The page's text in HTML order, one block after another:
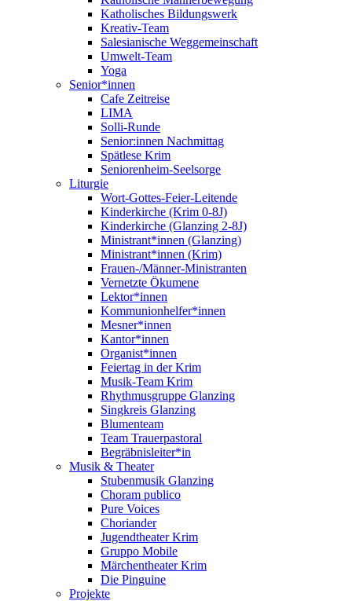
Katholisches Bildungswerk
Kreativ-Team
Salesianische Weggemeinschaft
Umwelt-Team
Yoga
Senior*innen
Cafe Zeitreise
LIMA
Solli-Runde
Senior:innen Nachmittag
Spätlese Krim
Seniorenheim-Seelsorge
Liturgie
Wort-Gottes-Feier-Leitende
Kinderkirche (Krim 0-8J)
Kinderkirche (Glanzing 2-8J)
Ministrant*innen (Glanzing)
Ministrant*innen (Krim)
Frauen-/Männer-Ministranten
Vernetzte Ökumene
Lektor*innen
Kommunionhelfer*innen
Mesner*innen
Kantor*innen
Organist*innen
Feiertag in der Krim
Musik-Team Krim
Rhythmusgruppe Glanzing
Singkreis Glanzing
Blumenteam
Team Trauerpastoral
Begräbnisleiter*in
Musik & Theater
Stubenmusik Glanzing
Choram publico
Pure Voices
Choriander
Jugendtheater Krim
Gruppo Mobile
Märchentheater Krim
Die Pinguine
Projekte